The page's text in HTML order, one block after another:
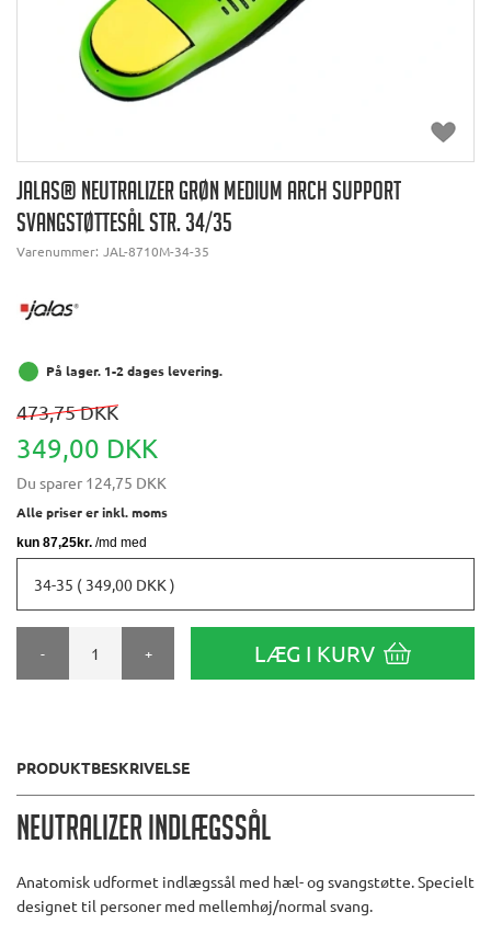
JALAS® NEUTRALIZER GRØN MEDIUM ARCH SUPPORT
SVANGSTØTTESÅL STR. 34/35
Varenummer: JAL-8710M-34-35
På lager. 1-2 dages levering.
473,75 DKK
349,00 DKK
Du sparer 124,75 DKK
Alle priser er inkl. moms
34-35 ( 349,00 DKK )
- + LÆG I KURV
PRODUKTBESKRIVELSE
Neutralizer Indlægssål
Anatomisk udformet indlægssål med hæl- og svangstøtte. Specielt
designet til personer med mellemhøj/normal svang.